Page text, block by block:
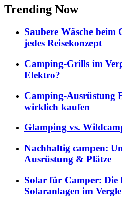
Trending Now
Saubere Wäsche
jedes Reisekonzept
Camping-Grills im
Elektro?
Camping-Ausrüstung
wirklich kaufen
Glamping vs.
Nachhaltig campen:
Ausrüstung & Plätze
Solar für Camper: Die
Solaranlagen im